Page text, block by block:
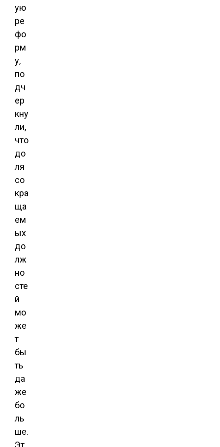
ую
ре
фо
рм
у,
по
дч
ер
кну
ли,
что
до
ля
со
кра
ща
ем
ых
до
лж
но
сте
й
мо
же
т
бы
ть
да
же
бо
ль
ше.
Эт